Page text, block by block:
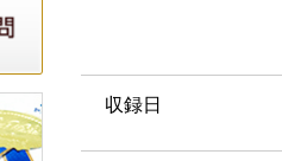
収録日